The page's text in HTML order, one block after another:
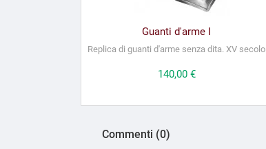
Guanti d'arme I
Replica di guanti d'arme senza dita. XV secolo
Prezzo
140,00 €
Commenti (0)